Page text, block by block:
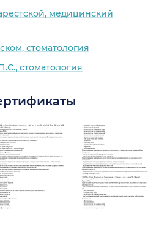
медицинский
стоматология
стоматология